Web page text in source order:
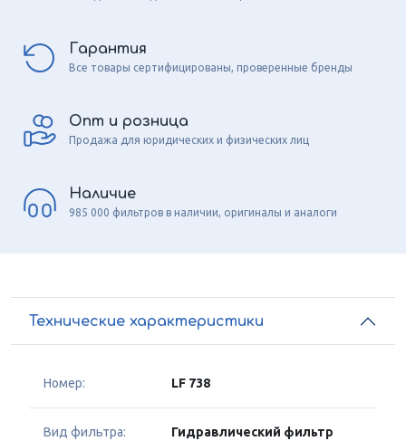
Гарантия
Все товары сертифицированы, проверенные бренды
Опт и розница
Продажа для юридических и физических лиц
Наличие
985 000 фильтров в наличии, оригиналы и аналоги
Технические характеристики
Номер: LF 738
Вид фильтра: Гидравлический фильтр